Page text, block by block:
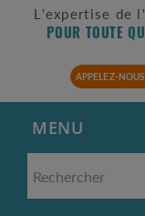
L'expertise de
POUR TOUTE
APPELEZ-
MENU